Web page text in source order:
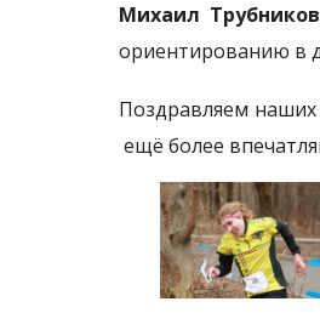
Михаил Трубников
ориентированию в
Поздравляем наших
ещё более